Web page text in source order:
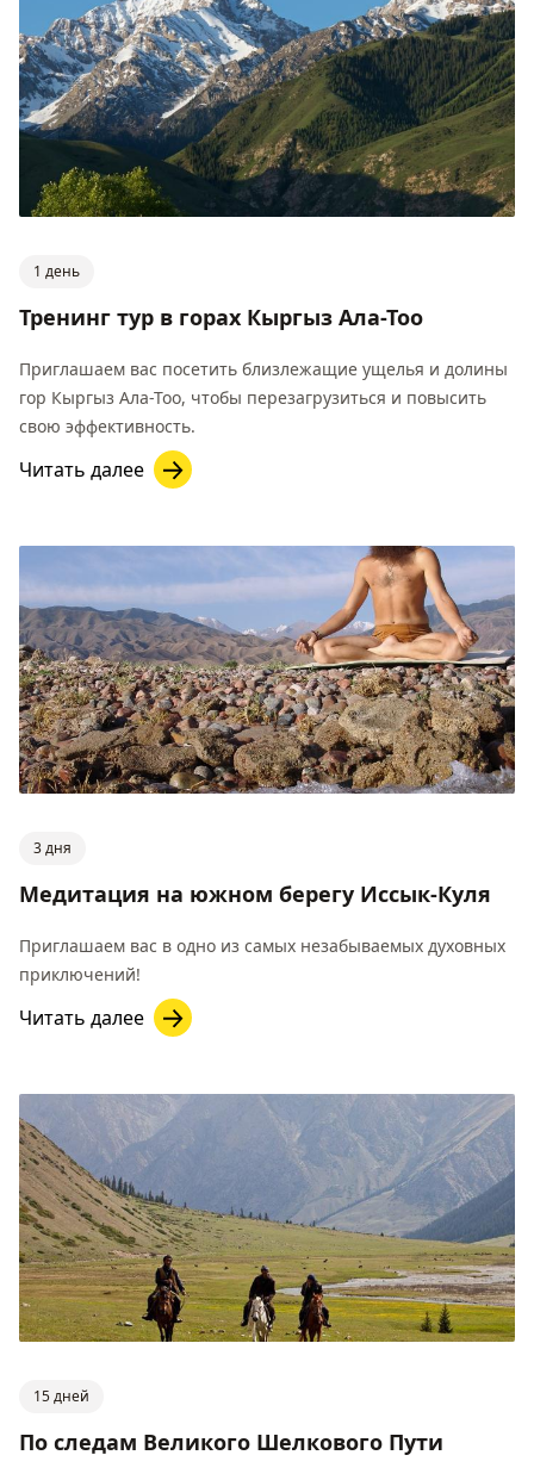
1 день
Тренинг тур в горах Кыргыз Ала-Тоо
Приглашаем вас посетить близлежащие ущелья и долины
гор Кыргыз Ала-Тоо, чтобы перезагрузиться и повысить
свою эффективность.
Читать далее
3 дня
Медитация на южном берегу Иссык-Куля
Приглашаем вас в одно из самых незабываемых духовных
приключений!
Читать далее
15 дней
По следам Великого Шелкового Пути